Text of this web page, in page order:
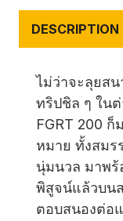
DESCRIPTION
ไม่ว่าจะลุยส
ทริปชิล ๆ ใน
FGRT 200
หมาย ทั้งสมร
นุ่มนวล มาพร้
พิสูจน์แล้วบน
ตอบสนองต่อ